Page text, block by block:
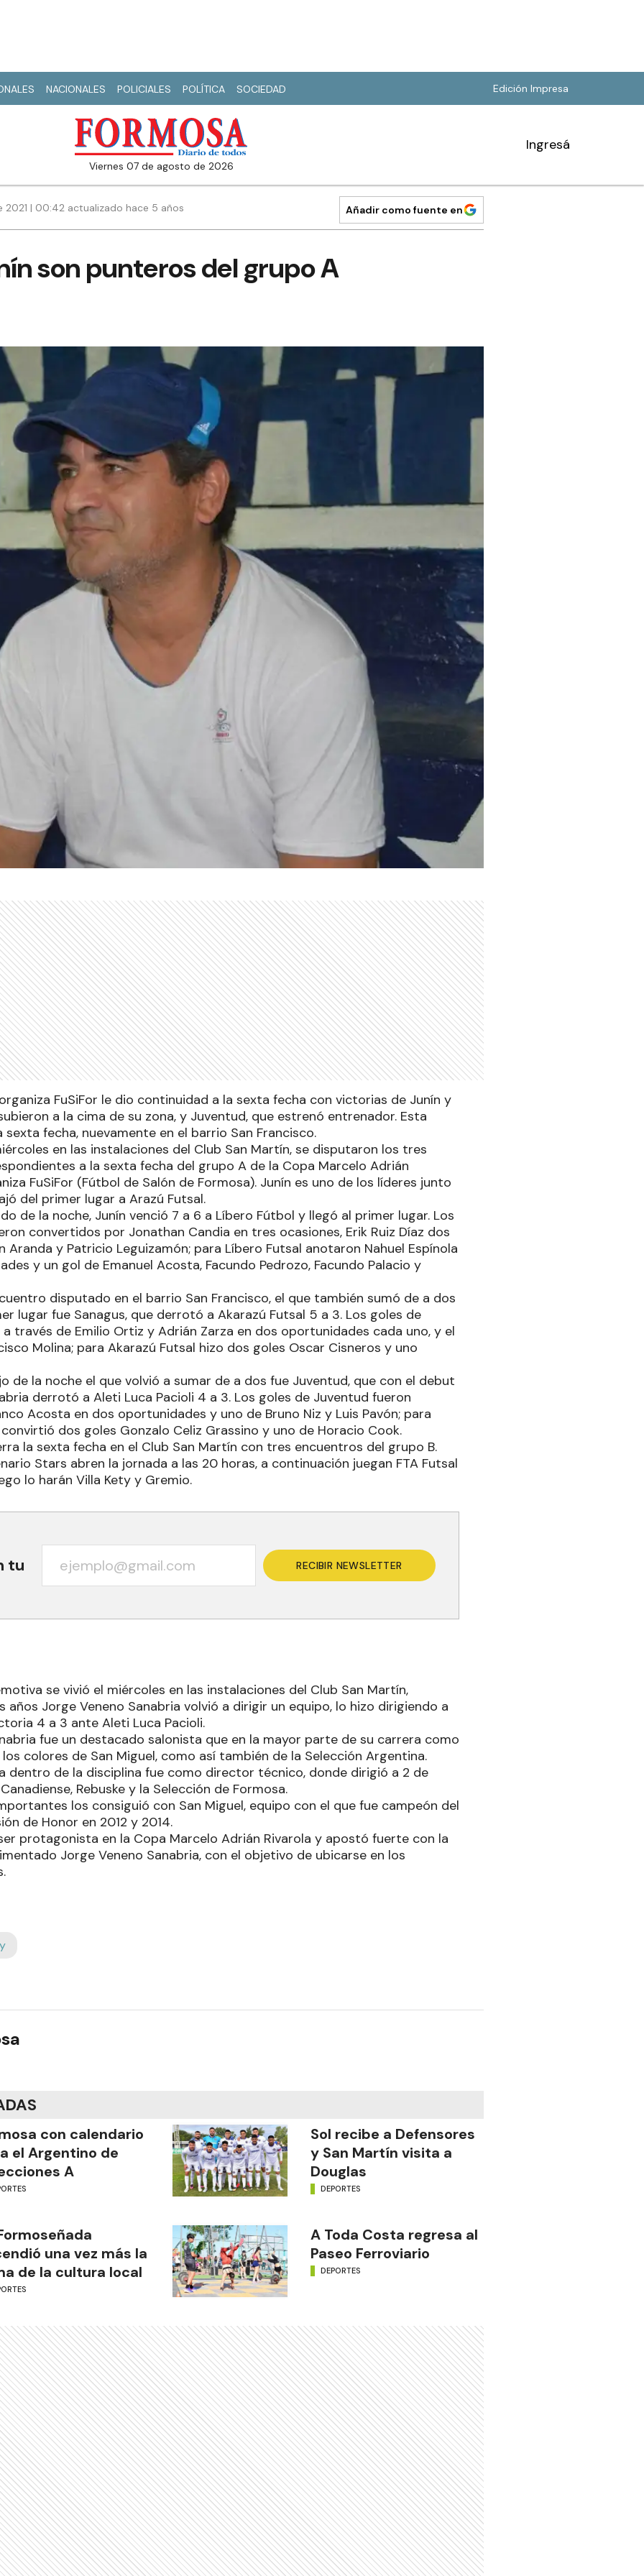
NACIONALES POLICIALES POLÍTICA SOCIEDAD Edición Impresa
viernes 07 de agosto de 2026
Ingresá
| 00:42 actualizado hace 5 años Añadir como fuente en
son punteros del grupo A
FuSiFor le dio continuidad a la sexta fecha con victorias de Junín y
a la cima de su zona, y Juventud, que estrenó entrenador. Esta
sexta fecha, nuevamente en el barrio San Francisco.
en las instalaciones del Club San Martín, se disputaron los tres
a la sexta fecha del grupo A de la Copa Marcelo Adrián
FuSiFor (Fútbol de Salón de Formosa). Junín es uno de los líderes junto
del primer lugar a Arazú Futsal.
de la noche, Junín venció 7 a 6 a Líbero Fútbol y llegó al primer lugar. Los
convertidos por Jonathan Candia en tres ocasiones, Erik Ruiz Díaz dos
Aranda y Patricio Leguizamón; para Líbero Futsal anotaron Nahuel Espínola
y un gol de Emanuel Acosta, Facundo Pedrozo, Facundo Palacio y
disputado en el barrio San Francisco, el que también sumó de a dos
lugar fue Sanagus, que derrotó a Akarazú Futsal 5 a 3. Los goles de
través de Emilio Ortiz y Adrián Zarza en dos oportunidades cada uno, y el
Molina; para Akarazú Futsal hizo dos goles Oscar Cisneros y uno
de la noche el que volvió a sumar de a dos fue Juventud, que con el debut
derrotó a Aleti Luca Pacioli 4 a 3. Los goles de Juventud fueron
Acosta en dos oportunidades y uno de Bruno Niz y Luis Pavón; para
dos goles Gonzalo Celiz Grassino y uno de Horacio Cook.
la sexta fecha en el Club San Martín con tres encuentros del grupo B.
Stars abren la jornada a las 20 horas, a continuación juegan FTA Futsal
lo harán Villa Kety y Gremio.
tu RECIBIR NEWSLETTER
se vivió el miércoles en las instalaciones del Club San Martín,
años Jorge Veneno Sanabria volvió a dirigir un equipo, lo hizo dirigiendo a
4 a 3 ante Aleti Luca Pacioli.
fue un destacado salonista que en la mayor parte de su carrera como
colores de San Miguel, como así también de la Selección Argentina.
dentro de la disciplina fue como director técnico, donde dirigió a 2 de
Rebuske y la Selección de Formosa.
los consiguió con San Miguel, equipo con el que fue campeón del
de Honor en 2012 y 2014.
protagonista en la Copa Marcelo Adrián Rivarola y apostó fuerte con la
Jorge Veneno Sanabria, con el objetivo de ubicarse en los
con calendario
el Argentino de
A
Sol recibe a Defensores
y San Martín visita a
Douglas
DEPORTES
una vez más la
de la cultura local
A Toda Costa regresa al
Paseo Ferroviario
DEPORTES